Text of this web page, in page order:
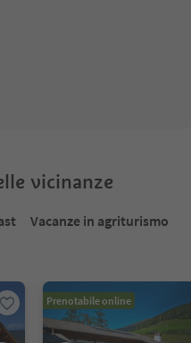
vicinanze
Vacanze in agriturismo
Prenotabile online